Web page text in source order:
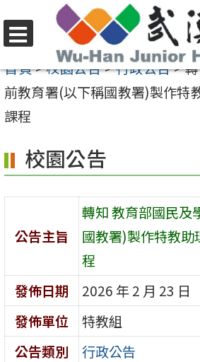
至
要
內
區
選
單
首頁>校園公告>行政公告>
前教育署(以下稱國教署)製作特
課程
校園公告
公告主旨
轉知 教育部國民及
國教署)製作特教
程
發佈日期
2026 年 2 月 23 日
發佈單位
特教組
公告類別
行政公告